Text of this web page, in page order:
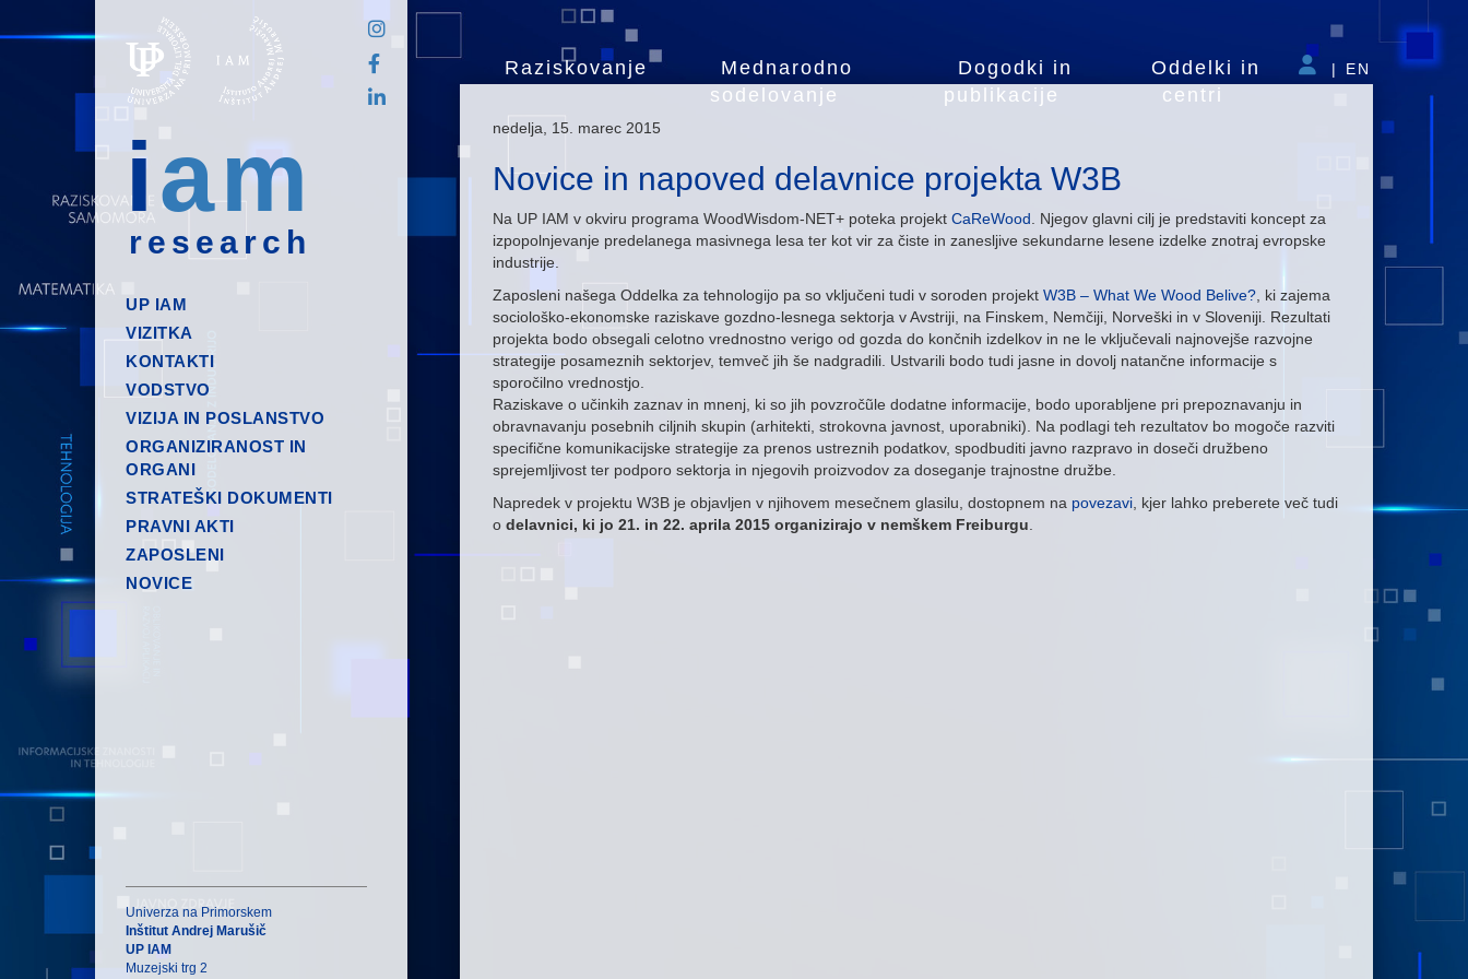
iam
research
Raziskovanje
Mednarodno
sodelovanje
Dogodki in
publikacije
Oddelki in
centri
| EN
UP IAM
VIZITKA
KONTAKTI
VODSTVO
VIZIJA IN POSLANSTVO
ORGANIZIRANOST IN
ORGANI
STRATEŠKI DOKUMENTI
PRAVNI AKTI
ZAPOSLENI
NOVICE
nedelja, 15. marec 2015
Novice in napoved delavnice projekta W3B
Na UP IAM v okviru programa WoodWisdom-NET+ poteka projekt CaReWood . Njegov glavni cilj je predstaviti koncept za
izpopolnjevanje predelanega masivnega lesa ter kot vir za čiste in zanesljive sekundarne lesene izdelke znotraj evropske
industrije.
Zaposleni našega Oddelka za tehnologijo pa so vključeni tudi v soroden projekt W3B – What We Wood Belive? , ki zajema
sociološko-ekonomske raziskave gozdno-lesnega sektorja v Avstriji, na Finskem, Nemčiji, Norveški in v Sloveniji. Rezultati
projekta bodo obsegali celotno vrednostno verigo od gozda do končnih izdelkov in ne le vključevali najnovejše razvojne
strategije posameznih sektorjev, temveč jih še nadgradili. Ustvarili bodo tudi jasne in dovolj natančne informacije s
sporočilno vrednostjo.
Raziskave o učinkih zaznav in mnenj, ki so jih povzročũle dodatne informacije, bodo uporabljene pri prepoznavanju in
obravnavanju posebnih ciljnih skupin (arhitekti, strokovna javnost, uporabniki). Na podlagi teh rezultatov bo mogoče razviti
specifične komunikacijske strategije za prenos ustreznih podatkov, spodbuditi javno razpravo in doseči družbeno
sprejemljivost ter podporo sektorja in njegovih proizvodov za doseganje trajnostne družbe.
Napredek v projektu W3B je objavljen v njihovem mesečnem glasilu, dostopnem na povezavi , kjer lahko preberete več tudi
o delavnici, ki jo 21. in 22. aprila 2015 organizirajo v nemškem Freiburgu
Univerza na Primorskem
Inštitut Andrej Marušič
UP IAM
Muzejski trg 2